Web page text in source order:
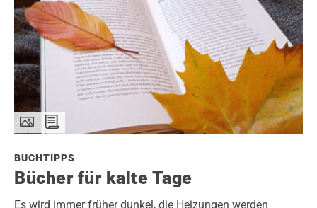
BUCHTIPPS
Bücher für kalte Tage
Es wird immer früher dunkel, die Heizungen werden